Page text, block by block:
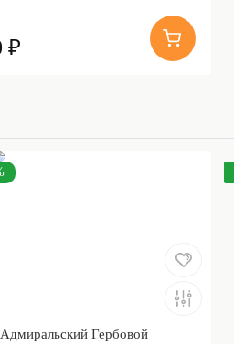
₽
Гербовой